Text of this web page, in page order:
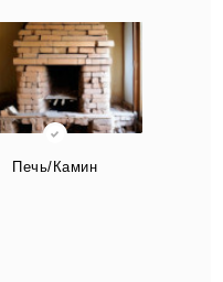
Печь/Камин